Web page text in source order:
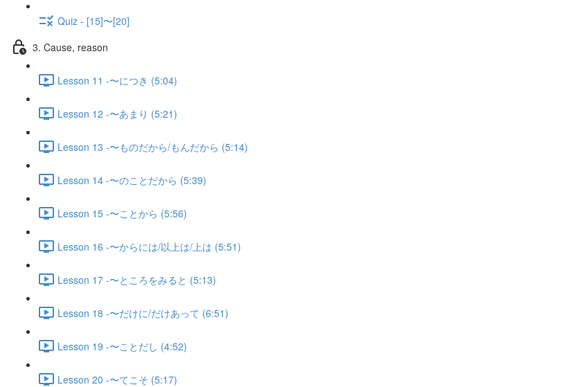
Quiz - [15]〜[20]
3. Cause, reason
Lesson 11 -〜につき (5:04)
Lesson 12 -〜あまり (5:21)
Lesson 13 -〜ものだから/もんだから (5:14)
Lesson 14 -〜のことだから (5:39)
Lesson 15 -〜ことから (5:56)
Lesson 16 -〜からには/以上は/上は (5:51)
Lesson 17 -〜ところをみると (5:13)
Lesson 18 -〜だけに/だけあって (6:51)
Lesson 19 -〜ことだし (4:52)
Lesson 20 -〜てこそ (5:17)